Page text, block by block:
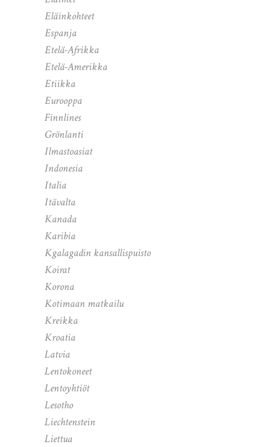
Eläinkohteet
Espanja
Etelä-Afrikka
Etelä-Amerikka
Etiikka
Eurooppa
Finnlines
Grönlanti
Ilmastoasiat
Indonesia
Italia
Itävalta
Kanada
Karibia
Kgalagadin kansallispuisto
Koirat
Korona
Kotimaan matkailu
Kreikka
Kroatia
Latvia
Lentokoneet
Lentoyhtiöt
Lesotho
Liechtenstein
Liettua